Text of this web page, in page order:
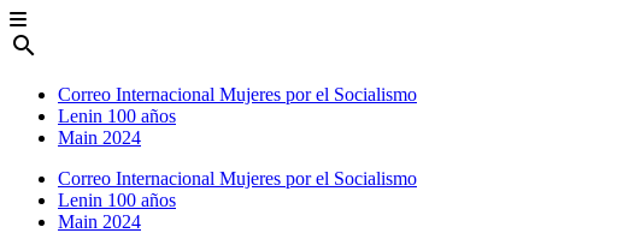
search
Correo Internacional Mujeres por el Socialismo
Lenin 100 años
Main 2024
Correo Internacional Mujeres por el Socialismo
Lenin 100 años
Main 2024